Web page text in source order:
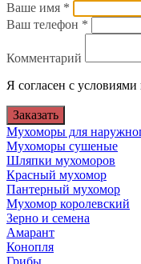
Ваше имя *
Ваш телефон *
Комментарий
Я согласен с условиями
Заказать
Мухоморы для
Мухоморы сушеные
Шляпки мухоморов
Красный мухомор
Пантерный мухомор
Мухомор королевский
Зерно и семена
Амарант
Конопля